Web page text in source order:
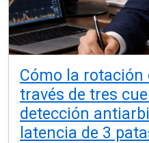
Cómo la rotación
través de tres
detección
latencia de 3